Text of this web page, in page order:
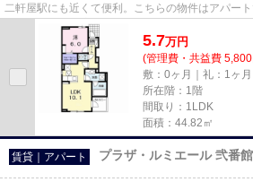
二軒屋駅にも近くて便利。こちらの物件はアパー
あり、行き先に応じて乗車駅の...
5.7万円
(管理費・共益費
敷：0ヶ月｜礼：1ヶ月
所在階：1階
間取り：1LDK
面積：44.82㎡
賃貸｜アパート プラザ・ルミエール 弐番